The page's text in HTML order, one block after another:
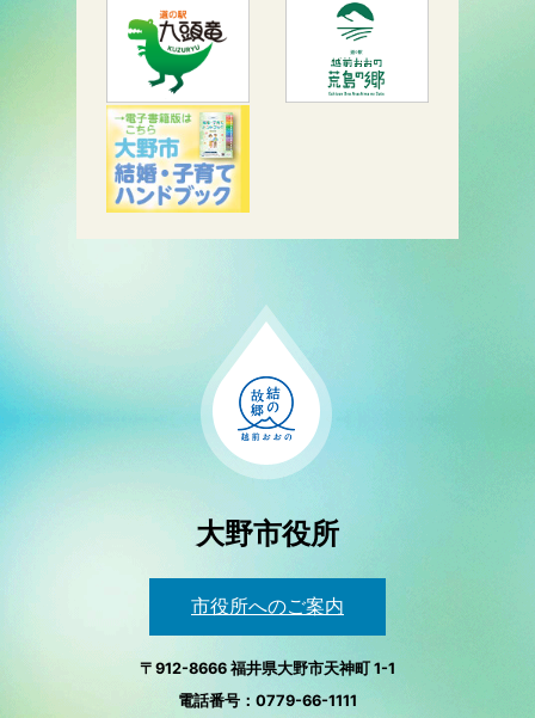
大野市役所
市役所へのご案内
〒912-8666 福井県大野市天神町 1-1
電話番号：0779-66-1111